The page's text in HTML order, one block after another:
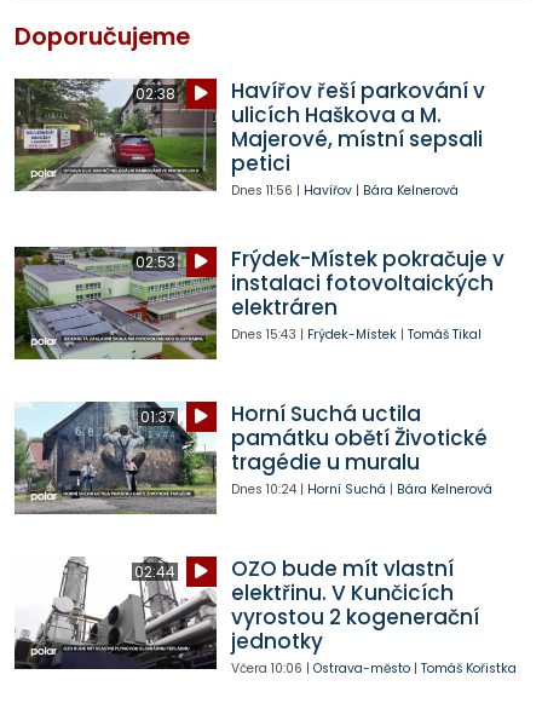
Doporučujeme
02:38
Havířov řeší parkování v
ulicích Haškova a M.
Majerové, místní sepsali
petici
Dnes 11:56 | Havířov| Bára Kelnerová
02:53
Frýdek-Místek pokračuje v
instalaci fotovoltaických
elektráren
Dnes 15:43 | Frýdek-Místek| Tomáš Tikal
01:37
Horní Suchá uctila
památku obětí Životické
tragédie u muralu
Dnes 10:24| Horní Suchá | Bára Kelnerová
02:44
OZO bude mít vlastní
elektřinu. V Kunčicích
vyrostou 2 kogenerační
jednotky
Včera 10:06 | Ostrava-město| Tomáš Kořistka